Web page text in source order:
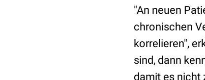
"An neuen
chronischen
korrelieren",
sind, dann
damit es nicht